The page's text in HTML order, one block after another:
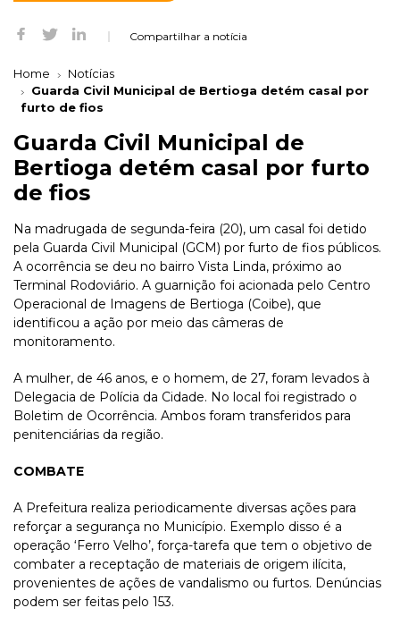
Compartilhar a notícia
Home
Notícias
Guarda Civil Municipal de Bertioga detém casal por
furto de fios
Guarda Civil Municipal de
Bertioga detém casal por furto
de fios
Na madrugada de segunda-feira (20), um casal foi detido
pela Guarda Civil Municipal (GCM) por furto de fios públicos.
A ocorrência se deu no bairro Vista Linda, próximo ao
Terminal Rodoviário. A guarnição foi acionada pelo Centro
Operacional de Imagens de Bertioga (Coibe), que
identificou a ação por meio das câmeras de
monitoramento.
A mulher, de 46 anos, e o homem, de 27, foram levados à
Delegacia de Polícia da Cidade. No local foi registrado o
Boletim de Ocorrência. Ambos foram transferidos para
penitenciárias da região.
COMBATE
A Prefeitura realiza periodicamente diversas ações para
reforçar a segurança no Município. Exemplo disso é a
operação ‘Ferro Velho’, força-tarefa que tem o objetivo de
combater a receptação de materiais de origem ilícita,
provenientes de ações de vandalismo ou furtos. Denúncias
podem ser feitas pelo 153.